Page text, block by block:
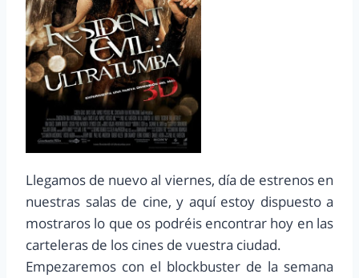
Llegamos de nuevo al viernes, día de estrenos en
nuestras salas de cine, y aquí estoy dispuesto a
mostraros lo que os podréis encontrar hoy en las
carteleras de los cines de vuestra ciudad.
Empezaremos con el blockbuster de la semana